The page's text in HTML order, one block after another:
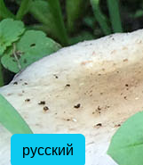
русский